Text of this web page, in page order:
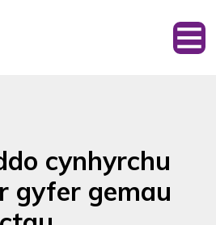
cynhyrchu
gyfer gemau